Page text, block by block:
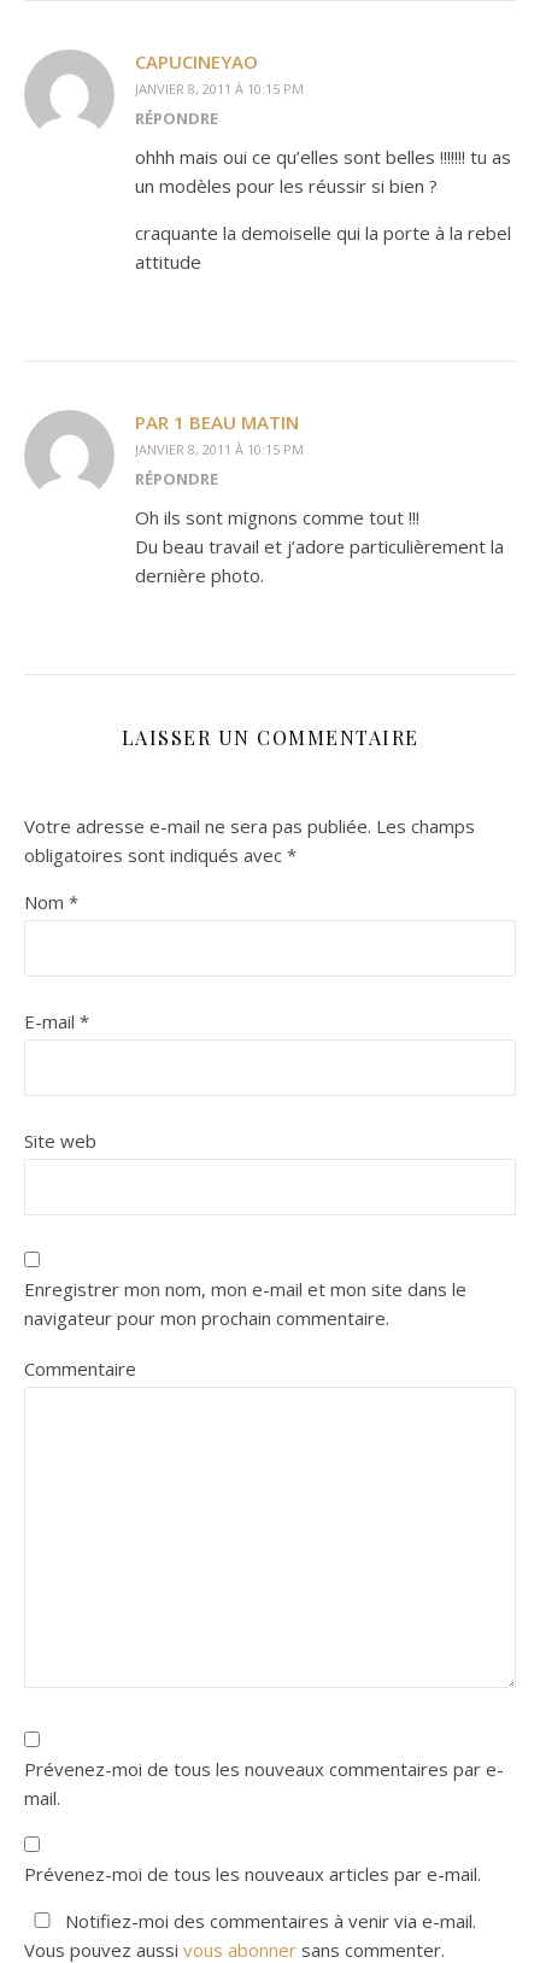
CAPUCINEYAO
JANVIER 8, 2011 À 10:15 PM
RÉPONDRE
ohhh mais oui ce qu’elles sont belles !!!!!!! tu as
un modèles pour les réussir si bien ?
craquante la demoiselle qui la porte à la rebel
attitude
PAR 1 BEAU MATIN
JANVIER 8, 2011 À 10:15 PM
RÉPONDRE
Oh ils sont mignons comme tout !!!
Du beau travail et j’adore particulièrement la
dernière photo.
LAISSER UN COMMENTAIRE
Votre adresse e-mail ne sera pas publiée. Les champs
obligatoires sont indiqués avec *
Nom *
E-mail *
Site web
Enregistrer mon nom, mon e-mail et mon site dans le
navigateur pour mon prochain commentaire.
Commentaire
Prévenez-moi de tous les nouveaux commentaires par e-
mail.
Prévenez-moi de tous les nouveaux articles par e-mail.
Notifiez-moi des commentaires à venir via e-mail.
Vous pouvez aussi vous abonner sans commenter.